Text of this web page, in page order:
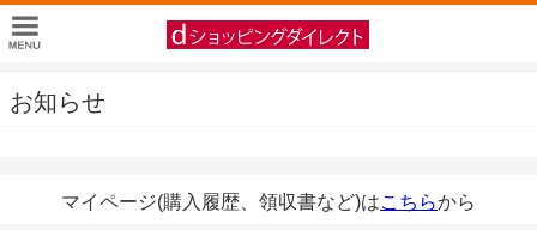
お知らせ
マイページ(購入履歴、領収書など)はこちらから